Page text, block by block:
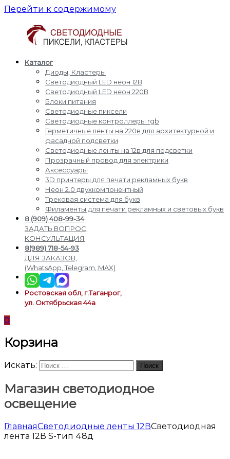
Перейти к содержимому
Светодиодные
пиксели
кластеры
Производство
доставка
светодиодные
пиксели,
кластеры,
светодиодный
питания,
светодиодные
контроллеры
прожекторы
подсветки
Каталог
Диоды, Кластеры
Светодиодный LED неон 12В
Светодиодный LED неон 220В
Блоки питания
Светодиодные пиксели
Светодиодные контроллеры rgb
Герметичные ленты на 220в для архитектурной и
фасадной подсветки
Светодиодные ленты на 12в для подсветки
Прозрачный провод для электрики
Аксессуары
3D принтеры для печати рекламных букв
Неон 2.0 двухкомпонентный
Трековая система для букв
Филаменты для печати рекламных и световых букв
8 (909) 408-99-34
ЗАДАТЬ ВОПРОС,
КОНСУЛЬТАЦИЯ
8(989) 718-54-93
ДЛЯ ЗАКАЗОВ,
(WhatsApp, Telegram, MAX)
Ростовская обл, г.Таганрог,
ул. Октябрьская 44а
0
Корзина
Искать: Поиск
Магазин светодиодное
освещение
ГлавнаяСветодиодные ленты 12ВСветодиодная
лента 12В S-тип 48д